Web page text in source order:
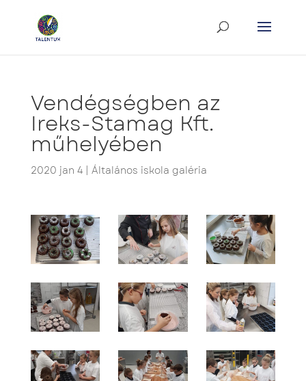
Vendégségben az
Ireks-Stamag Kft.
műhelyében
2020 jan 4| Általános iskola galéria